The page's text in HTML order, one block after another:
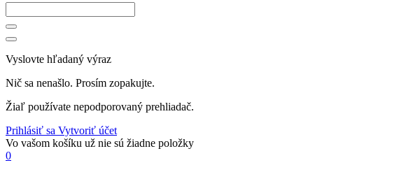
Vyslovte hľadaný výraz
Nič sa nenašlo. Prosím zopakujte.
Žiaľ používate nepodporovaný prehliadač.
Prihlásiť sa Vytvoriť účet
Vo vašom košíku už nie sú žiadne položky
0